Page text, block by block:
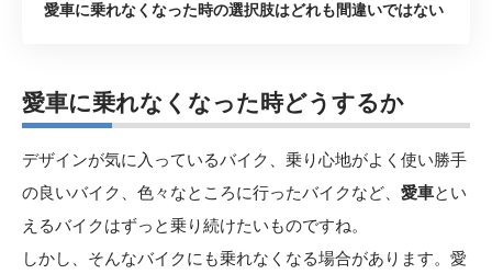
愛車に乗れなくなった時の選択肢はどれも間違いではない
愛車に乗れなくなった時どうするか
デザインが気に入っているバイク、乗り心地がよく使い勝手
の良いバイク、色々なところに行ったバイクなど、 愛車とい
えるバイクはずっと乗り続けたいものですね。
しかし、そんなバイクにも乗れなくなる場合があります。愛